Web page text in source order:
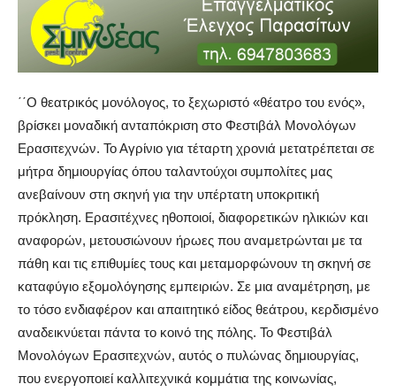
΄΄Ο θεατρικός μονόλογος, το ξεχωριστό «θέατρο του ενός»,
βρίσκει μοναδική ανταπόκριση στο Φεστιβάλ Μονολόγων
Ερασιτεχνών. Το Αγρίνιο για τέταρτη χρονιά μετατρέπεται σε
μήτρα δημιουργίας όπου ταλαντούχοι συμπολίτες μας
ανεβαίνουν στη σκηνή για την υπέρτατη υποκριτική
πρόκληση. Ερασιτέχνες ηθοποιοί, διαφορετικών ηλικιών και
αναφορών, μετουσιώνουν ήρωες που αναμετρώνται με τα
πάθη και τις επιθυμίες τους και μεταμορφώνουν τη σκηνή σε
καταφύγιο εξομολόγησης εμπειριών. Σε μια αναμέτρηση, με
το τόσο ενδιαφέρον και απαιτητικό είδος θεάτρου, κερδισμένο
αναδεικνύεται πάντα το κοινό της πόλης. Το Φεστιβάλ
Μονολόγων Ερασιτεχνών, αυτός ο πυλώνας δημιουργίας,
που ενεργοποιεί καλλιτεχνικά κομμάτια της κοινωνίας,